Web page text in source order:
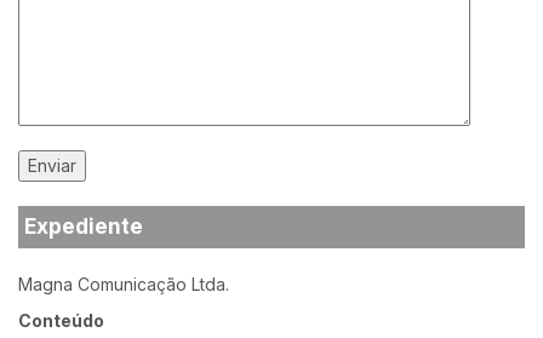
Expediente
Magna Comunicação Ltda.
Conteúdo